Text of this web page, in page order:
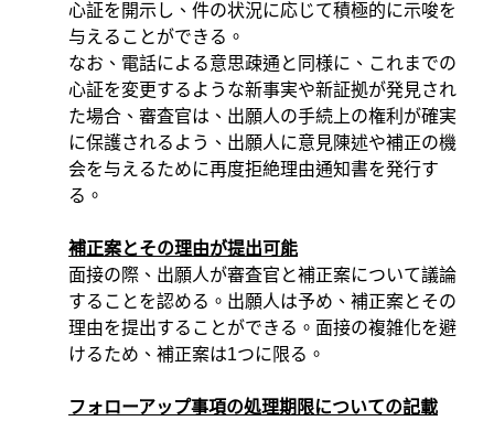
心証を開示し、件の状況に応じて積極的に示唆を
与えることができる。
なお、電話による意思疎通と同様に、これまでの
心証を変更するような新事実や新証拠が発見され
た場合、審査官は、出願人の手続上の権利が確実
に保護されるよう、出願人に意見陳述や補正の機
会を与えるために再度拒絶理由通知書を発行す
る。
補正案とその理由が提出可能
面接の際、出願人が審査官と補正案について議論
することを認める。出願人は予め、補正案とその
理由を提出することができる。面接の複雑化を避
けるため、補正案は1つに限る。
フォローアップ事項の処理期限についての記載